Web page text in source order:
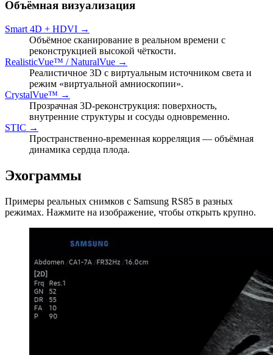
Объёмная визуализация
Smart 4D + HDVI →
Объёмное сканирование в реальном времени с
реконструкцией высокой чёткости.
RealisticVue™ / NaturalVue →
Реалистичное 3D с виртуальным источником света и
режим «виртуальной амниоскопии».
CrystalVue™ →
Прозрачная 3D-реконструкция: поверхность,
внутренние структуры и сосуды одновременно.
STIC →
Пространственно-временная корреляция — объёмная
динамика сердца плода.
Эхограммы
Примеры реальных снимков с Samsung RS85 в разных
режимах. Нажмите на изображение, чтобы открыть крупно.